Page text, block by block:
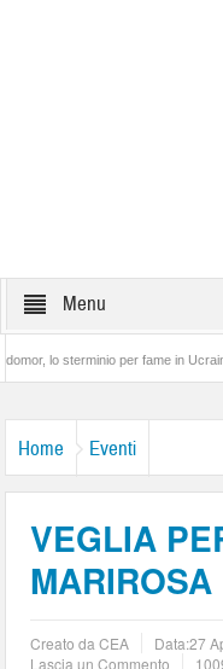
Menu
sterminio per fame in Ucraina
Home Eventi
VEGLIA
MARIROSA
Creato daCEA Data:27
Lascia un Commento